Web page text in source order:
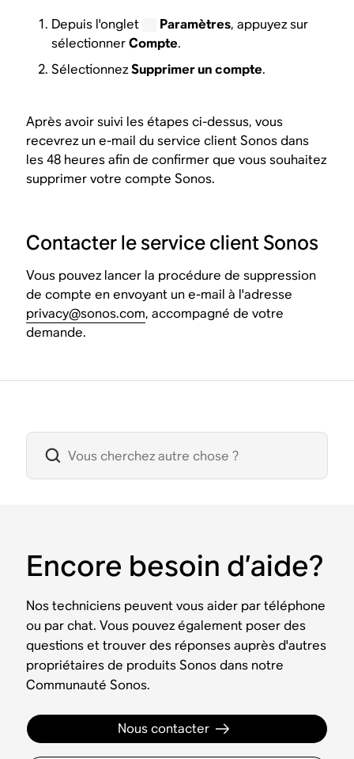
Depuis l'onglet Paramètres, appuyez sur
sélectionnerCompte.
SélectionnezSupprimer un compte.
Après avoir suivi les étapes ci-dessus, vous
recevrez un e-mail du service client Sonos dans
les 48 heures afin de confirmer que vous souhaitez
supprimer votre compte Sonos.
Contacter le service client Sonos
Vous pouvez lancer la procédure de suppression
de compte en envoyant un e-mail à l'adresse
privacy@sonos.com, accompagné de votre
demande.
Encore besoin d’aide?
Nos techniciens peuvent vous aider par téléphone
ou par chat. Vous pouvez également poser des
questions et trouver des réponses auprès d'autres
propriétaires de produits Sonos dans notre
Communauté Sonos.
Nous contacter